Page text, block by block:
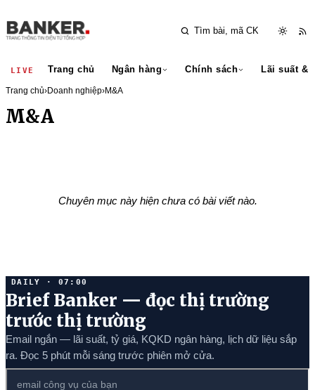
LIVE Trang chủ Ngân hàng Chính sách Lãi suất &
Trang chủ›Doanh nghiệp›M&A
M&A
Chuyên mục này hiện chưa có bài viết nào.
DAILY · 07:00
Brief Banker — đọc thị trường
trước thị trường
Email ngắn — lãi suất, tỷ giá, KQKD ngân hàng, lịch dữ liệu sắp
ra. Đọc 5 phút mỗi sáng trước phiên mở cửa.